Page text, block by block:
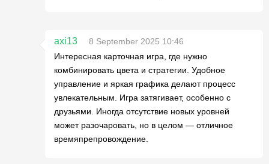
axi13
8 September 2025 10:46
Интересная карточная игра, где нужно
комбинировать цвета и стратегии. Удобное
управление и яркая графика делают процесс
увлекательным. Игра затягивает, особенно с
друзьями. Иногда отсутствие новых уровней
может разочаровать, но в целом — отличное
времяпрепровождение.